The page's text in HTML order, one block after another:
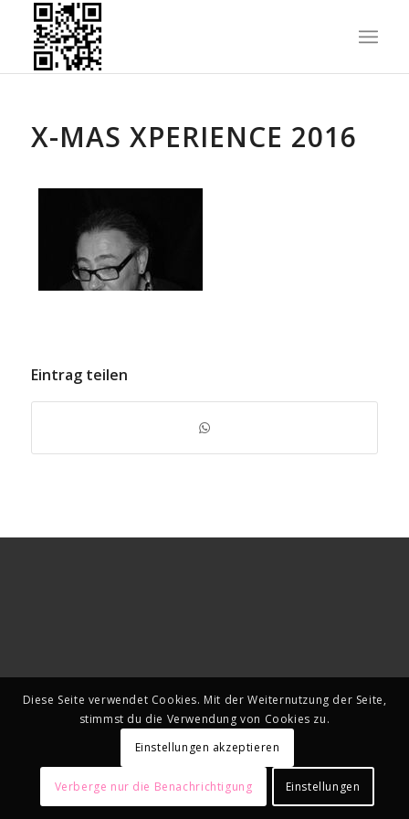
X-MAS XPERIENCE 2016
Eintrag teilen
Diese Seite verwendet Cookies. Mit der Weiternutzung der Seite,
stimmst du die Verwendung von Cookies zu.
Einstellungen akzeptieren
Verberge nur die Benachrichtigung Einstellungen